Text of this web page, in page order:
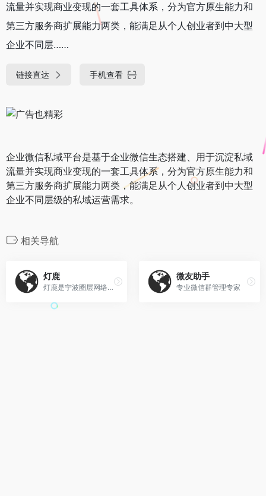
流量并实现商业变现‌的一套工具体系，分为官方原生能力和
第三方服务商扩展能力两类，能满足从个人创业者到中大型
企业不同层……
链接直达 手机查看
企业微信私域平台是基于企业微信生态搭建、用于‌沉淀私域
流量并实现商业变现‌的一套工具体系，分为官方原生能力和
第三方服务商扩展能力两类，能满足从个人创业者到中大型
企业不同层级的私域运营需求。
相关导航
灯鹿
灯鹿是宁波圈层网络科技有限公司旗下的私域流量运营品牌，原名粉丝圈微社区，2021年3月正式升级为「灯鹿」，是企业微信官方认证服务商，累计服务超20万家企业，覆盖终端用户超4亿‌。
微友助手
专业微信群管理专家